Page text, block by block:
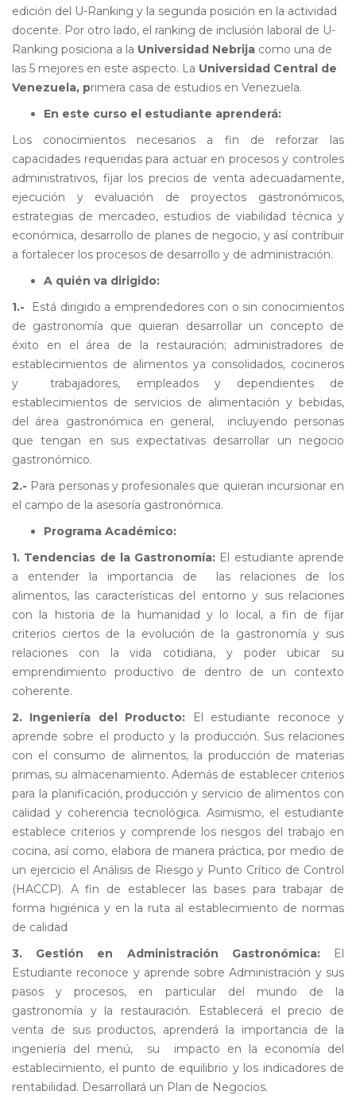
edición del U-Ranking y la segunda posición en la actividad
docente. Por otro lado, el ranking de inclusión laboral de U-
Ranking posiciona a la Universidad Nebrija como una de
las 5 mejores en este aspecto. La Universidad Central de
Venezuela, primera casa de estudios en Venezuela.
En este curso el estudiante aprenderá:
Los conocimientos necesarios a fin de reforzar las
capacidades requeridas para actuar en procesos y controles
administrativos, fijar los precios de venta adecuadamente,
ejecución y evaluación de proyectos gastronómicos,
estrategias de mercadeo, estudios de viabilidad técnica y
económica, desarrollo de planes de negocio, y así contribuir
a fortalecer los procesos de desarrollo y de administración.
A quién va dirigido:
1.-
Está dirigido a emprendedores con o sin conocimientos
de gastronomía que quieran desarrollar un concepto de
éxito en el área de la restauración; administradores de
establecimientos de alimentos ya consolidados, cocineros
y trabajadores, empleados y dependientes de
establecimientos de servicios de alimentación y bebidas,
del área gastronómica en general, incluyendo personas
que tengan en sus expectativas desarrollar un negocio
gastronómico.
2.- Para personas y profesionales que quieran incursionar en
el campo de la asesoría gastronómica.
Programa Académico:
1. Tendencias de la Gastronomía: El estudiante aprende
a entender la importancia de
las relaciones de los
alimentos, las características del entorno y sus relaciones
con la historia de la humanidad y lo local, a fin de fijar
criterios ciertos de la evolución de la gastronomía y sus
relaciones con la vida cotidiana, y poder ubicar su
emprendimiento productivo de dentro de un contexto
coherente.
2. Ingeniería del Producto: El estudiante reconoce y
aprende sobre el producto y la producción. Sus relaciones
con el consumo de alimentos, la producción de materias
primas, su almacenamiento. Además de establecer criterios
para la planificación, producción y servicio de alimentos con
calidad y coherencia tecnológica. Asimismo, el estudiante
establece criterios y comprende los riesgos del trabajo en
cocina, así como, elabora de manera práctica, por medio de
un ejercicio el Análisis de Riesgo y Punto Crítico de Control
(HACCP). A fin de establecer las bases para trabajar de
forma higiénica y en la ruta al establecimiento de normas
de calidad
3. Gestión en Administración Gastronómica:
El
Estudiante reconoce y aprende sobre Administración y sus
pasos y procesos, en particular del mundo de la
gastronomía y la restauración. Establecerá el precio de
venta de sus productos, aprenderá la importancia de la
ingeniería del menú, su impacto en la economía del
establecimiento, el punto de equilibrio y los indicadores de
rentabilidad. Desarrollará un Plan de Negocios.